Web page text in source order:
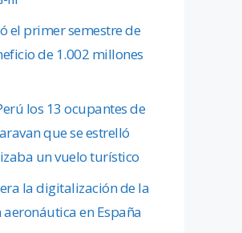
el primer semestre de
de 1.002 millones
los 13 ocupantes de
que se estrelló
un vuelo turístico
la digitalización de la
en España